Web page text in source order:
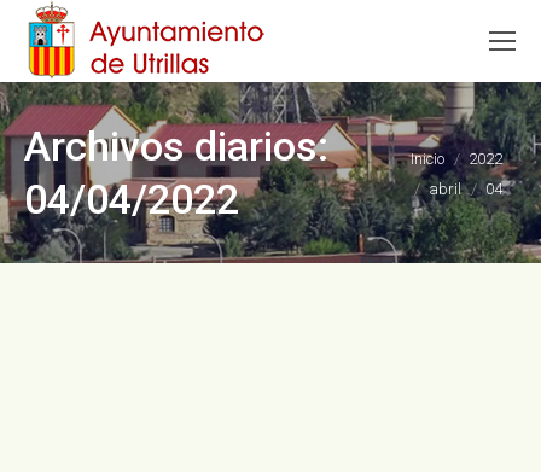
Archivos diarios:
04/04/2022
Estás aquí:
Inicio
2022
abril
04